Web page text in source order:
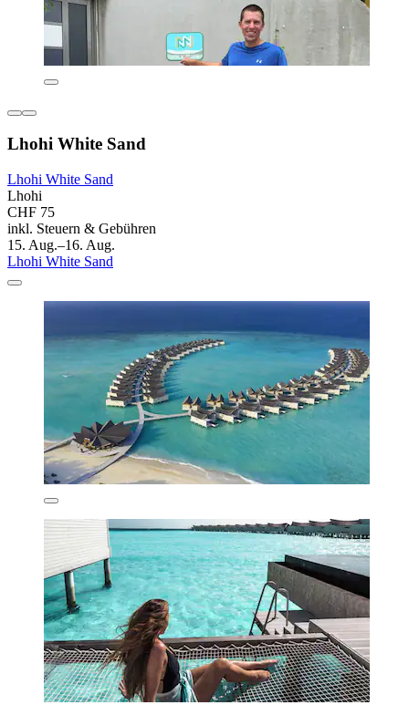
Lhohi White Sand
Lhohi White Sand
Lhohi
CHF 75
inkl. Steuern & Gebühren
15. Aug.–16. Aug.
Lhohi White Sand